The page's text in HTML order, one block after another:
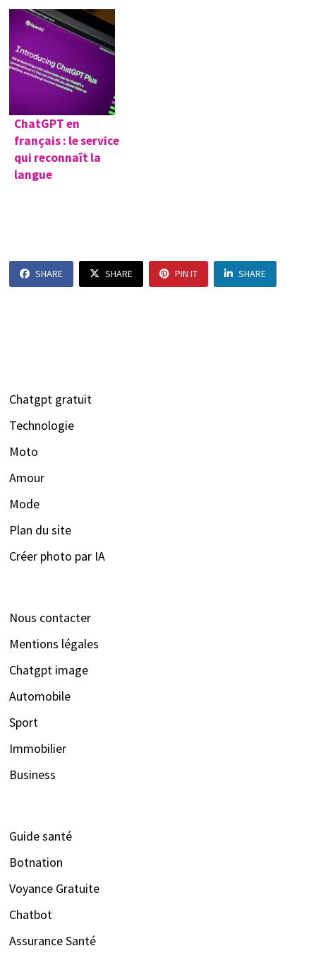
ChatGPT en
français : le service
qui reconnaît la
langue
SHARE SHARE PIN IT SHARE
Chatgpt gratuit
Technologie
Moto
Amour
Mode
Plan du site
Créer photo par IA
Nous contacter
Mentions légales
Chatgpt image
Automobile
Sport
Immobilier
Business
Guide santé
Botnation
Voyance Gratuite
Chatbot
Assurance Santé